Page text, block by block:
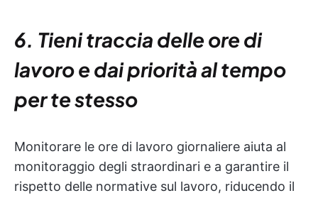
6. Tieni traccia delle ore di
lavoro e dai priorità al tempo
per te stesso
Monitorare le ore di lavoro giornaliere aiuta al
monitoraggio degli straordinari e a garantire il
rispetto delle normative sul lavoro, riducendo il